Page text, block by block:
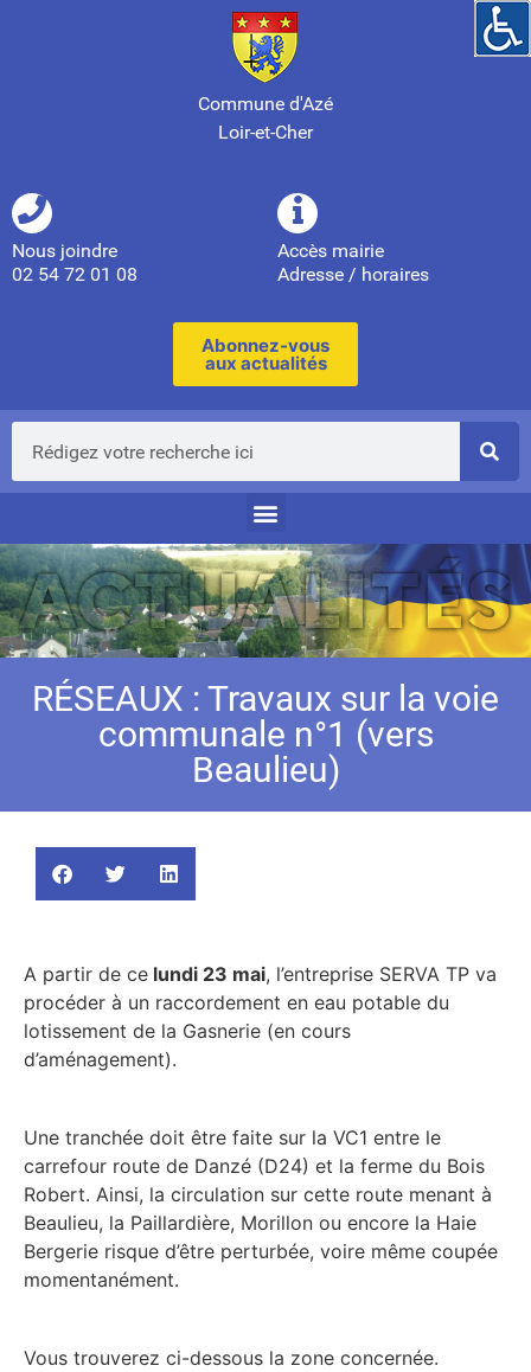
Commune d'Azé
Loir-et-Cher
Nous joindre
02 54 72 01 08
Accès mairie
Adresse / horaires
Abonnez-vous
aux actualités
RÉSEAUX : Travaux sur la voie
communale n°1 (vers
Beaulieu)
A partir de ce lundi 23 mai, l’entreprise SERVA TP va
procéder à un raccordement en eau potable du
lotissement de la Gasnerie (en cours
d’aménagement).
Une tranchée doit être faite sur la VC1 entre le
carrefour route de Danzé (D24) et la ferme du Bois
Robert. Ainsi, la circulation sur cette route menant à
Beaulieu, la Paillardière, Morillon ou encore la Haie
Bergerie risque d’être perturbée, voire même coupée
momentanément.
Vous trouverez ci-dessous la zone concernée.